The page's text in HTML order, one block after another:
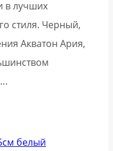
в лучших
стиля. Черный,
Акватон Ария,